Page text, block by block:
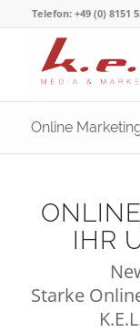
Telefon: +49 (0)
Online
IHR
Starke